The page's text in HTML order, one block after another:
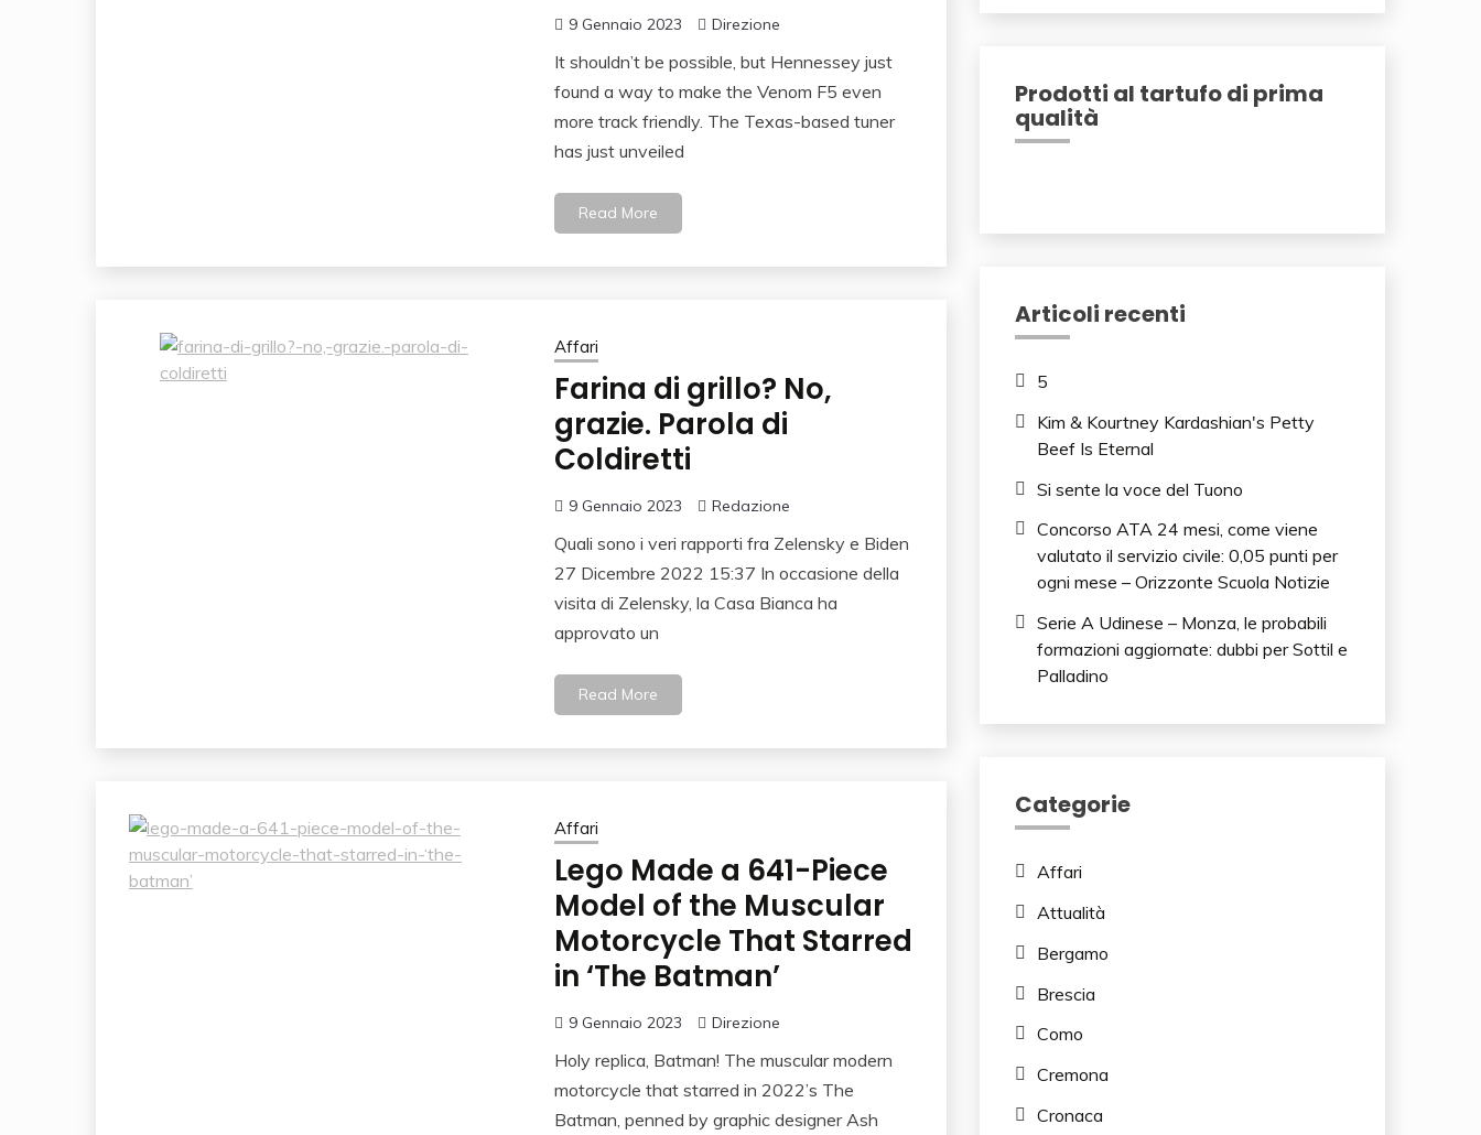
9 Gennaio 2023 Direzione
It shouldn’t be possible, but Hennessey just
found a way to make the Venom F5 even
more track friendly. The Texas-based tuner
has just unveiled
Read More
Affari
Farina di grillo? No,
grazie. Parola di
Coldiretti
9 Gennaio 2023 Redazione
Quali sono i veri rapporti fra Zelensky e Biden
27 Dicembre 2022 15:37 In occasione della
visita di Zelensky, la Casa Bianca ha
approvato un
Read More
Affari
Lego Made a 641-Piece
Model of the Muscular
Motorcycle That Starred
in ‘The Batman’
9 Gennaio 2023 Direzione
Holy replica, Batman! The muscular modern
motorcycle that starred in 2022’s The
Batman, penned by graphic designer Ash
Prodotti al tartufo di prima
qualità
Articoli recenti
5
Kim & Kourtney Kardashian's Petty
Beef Is Eternal
Si sente la voce del Tuono
Concorso ATA 24 mesi, come viene
valutato il servizio civile: 0,05 punti per
ogni mese – Orizzonte Scuola Notizie
Serie A Udinese – Monza, le probabili
formazioni aggiornate: dubbi per Sottil e
Palladino
Categorie
Affari
Attualità
Bergamo
Brescia
Como
Cremona
Cronaca